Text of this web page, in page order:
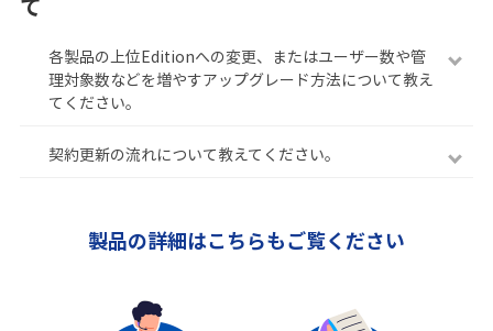
各製品の上位Editionへの変更、またはユーザー数や管
理対象数などを増やすアップグレード方法について教え
てください。
契約更新の流れについて教えてください。
製品の詳細はこちらもご覧ください